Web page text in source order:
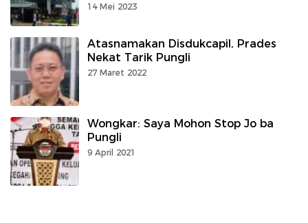
14 Mei 2023
Atasnamakan Disdukcapil, Prades
Nekat Tarik Pungli
27 Maret 2022
Wongkar: Saya Mohon Stop Jo ba
Pungli
9 April 2021